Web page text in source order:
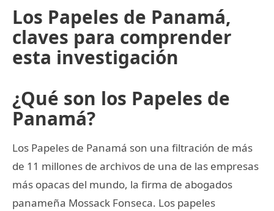
Los Papeles de Panamá,
claves para comprender
esta investigación
¿Qué son los Papeles de
Panamá?
Los Papeles de Panamá son una filtración de más
de 11 millones de archivos de una de las empresas
más opacas del mundo, la firma de abogados
panameña Mossack Fonseca. Los papeles